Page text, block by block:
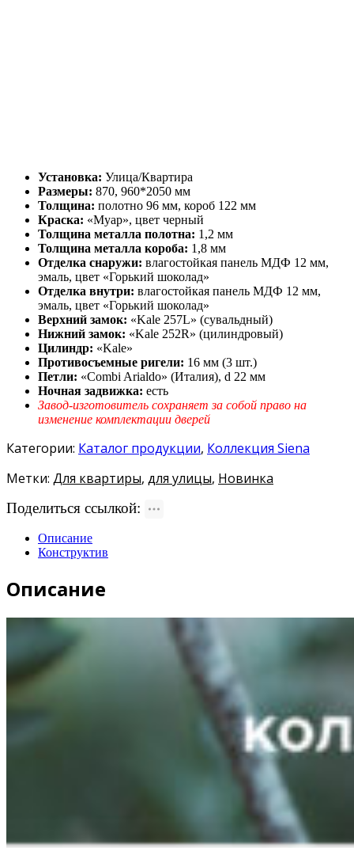
Установка: Улица/Квартира
Размеры: 870, 960*2050 мм
Толщина: полотно 96 мм, короб 122 мм
Краска: «Муар», цвет черный
Толщина металла полотна: 1,2 мм
Толщина металла короба: 1,8 мм
Отделка снаружи: влагостойкая панель МДФ 12 мм,
эмаль, цвет «Горький шоколад»
Отделка внутри: влагостойкая панель МДФ 12 мм,
эмаль, цвет «Горький шоколад»
Верхний замок: «Kale 257L» (сувальдный)
Нижний замок: «Kale 252R» (цилиндровый)
Цилиндр: «Kale»
Противосъемные ригели: 16 мм (3 шт.)
Петли: «Combi Arialdo» (Италия), d 22 мм
Ночная задвижка: есть
Завод-изготовитель сохраняет за собой право на
изменение комплектации дверей
Категории: Каталог продукции, Коллекция Siena
Метки: Для квартиры, для улицы, Новинка
Поделиться ссылкой:
Описание
Конструктив
Описание